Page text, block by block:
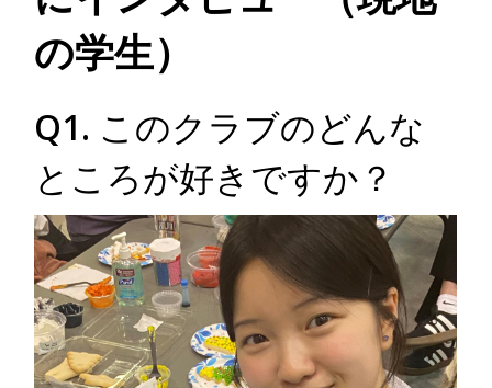
の学生）
Q1. このクラブのどんな
ところが好きですか？